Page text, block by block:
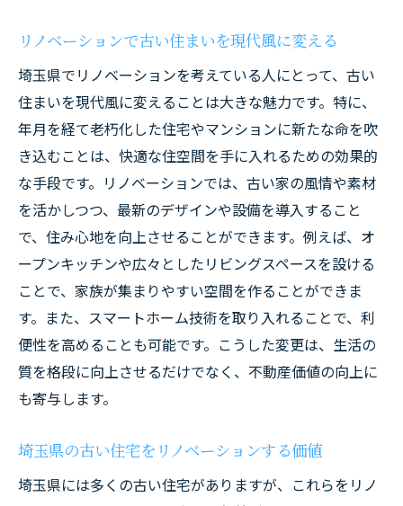
リノベーションで古い住まいを現代風に変える
埼玉県でリノベーションを考えている人にとって、古い
住まいを現代風に変えることは大きな魅力です。特に、
年月を経て老朽化した住宅やマンションに新たな命を吹
き込むことは、快適な住空間を手に入れるための効果的
な手段です。リノベーションでは、古い家の風情や素材
を活かしつつ、最新のデザインや設備を導入すること
で、住み心地を向上させることができます。例えば、オ
ープンキッチンや広々としたリビングスペースを設ける
ことで、家族が集まりやすい空間を作ることができま
す。また、スマートホーム技術を取り入れることで、利
便性を高めることも可能です。こうした変更は、生活の
質を格段に向上させるだけでなく、不動産価値の向上に
も寄与します。
埼玉県の古い住宅をリノベーションする価値
埼玉県には多くの古い住宅がありますが、これらをリノ